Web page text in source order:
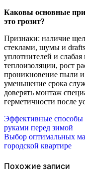
Каковы основные
это грозит?
Признаки: наличие
стеклами, шумы и
уплотнителей и
теплоизоляции, рост
проникновение пыли и
уменьшение срока
доверять монтаж
герметичности после
Навигация
по
записям
Эффективные способы
руками перед зимой
Выбор оптимальных
городской квартире
Похожие записи